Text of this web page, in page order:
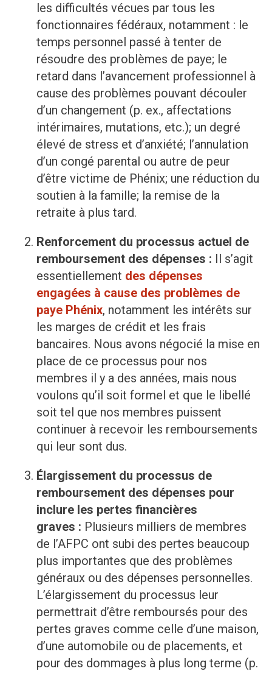
les difficultés vécues par tous les
fonctionnaires fédéraux, notamment : le
temps personnel passé à tenter de
résoudre des problèmes de paye; le
retard dans l’avancement professionnel à
cause des problèmes pouvant découler
d’un changement (p. ex., affectations
intérimaires, mutations, etc.); un degré
élevé de stress et d’anxiété; l’annulation
d’un congé parental ou autre de peur
d’être victime de Phénix; une réduction du
soutien à la famille; la remise de la
retraite à plus tard.
Renforcement du processus actuel de
remboursement des dépenses : Il s’agit
essentiellement des dépenses
engagées à cause des problèmes de
paye Phénix, notamment les intérêts sur
les marges de crédit et les frais
bancaires. Nous avons négocié la mise en
place de ce processus pour nos
membres il y a des années, mais nous
voulons qu’il soit formel et que le libellé
soit tel que nos membres puissent
continuer à recevoir les remboursements
qui leur sont dus.
Élargissement du processus de
remboursement des dépenses pour
inclure les pertes financières
graves : Plusieurs milliers de membres
de l’AFPC ont subi des pertes beaucoup
plus importantes que des problèmes
généraux ou des dépenses personnelles.
L’élargissement du processus leur
permettrait d’être remboursés pour des
pertes graves comme celle d’une maison,
d’une automobile ou de placements, et
pour des dommages à plus long terme (p.